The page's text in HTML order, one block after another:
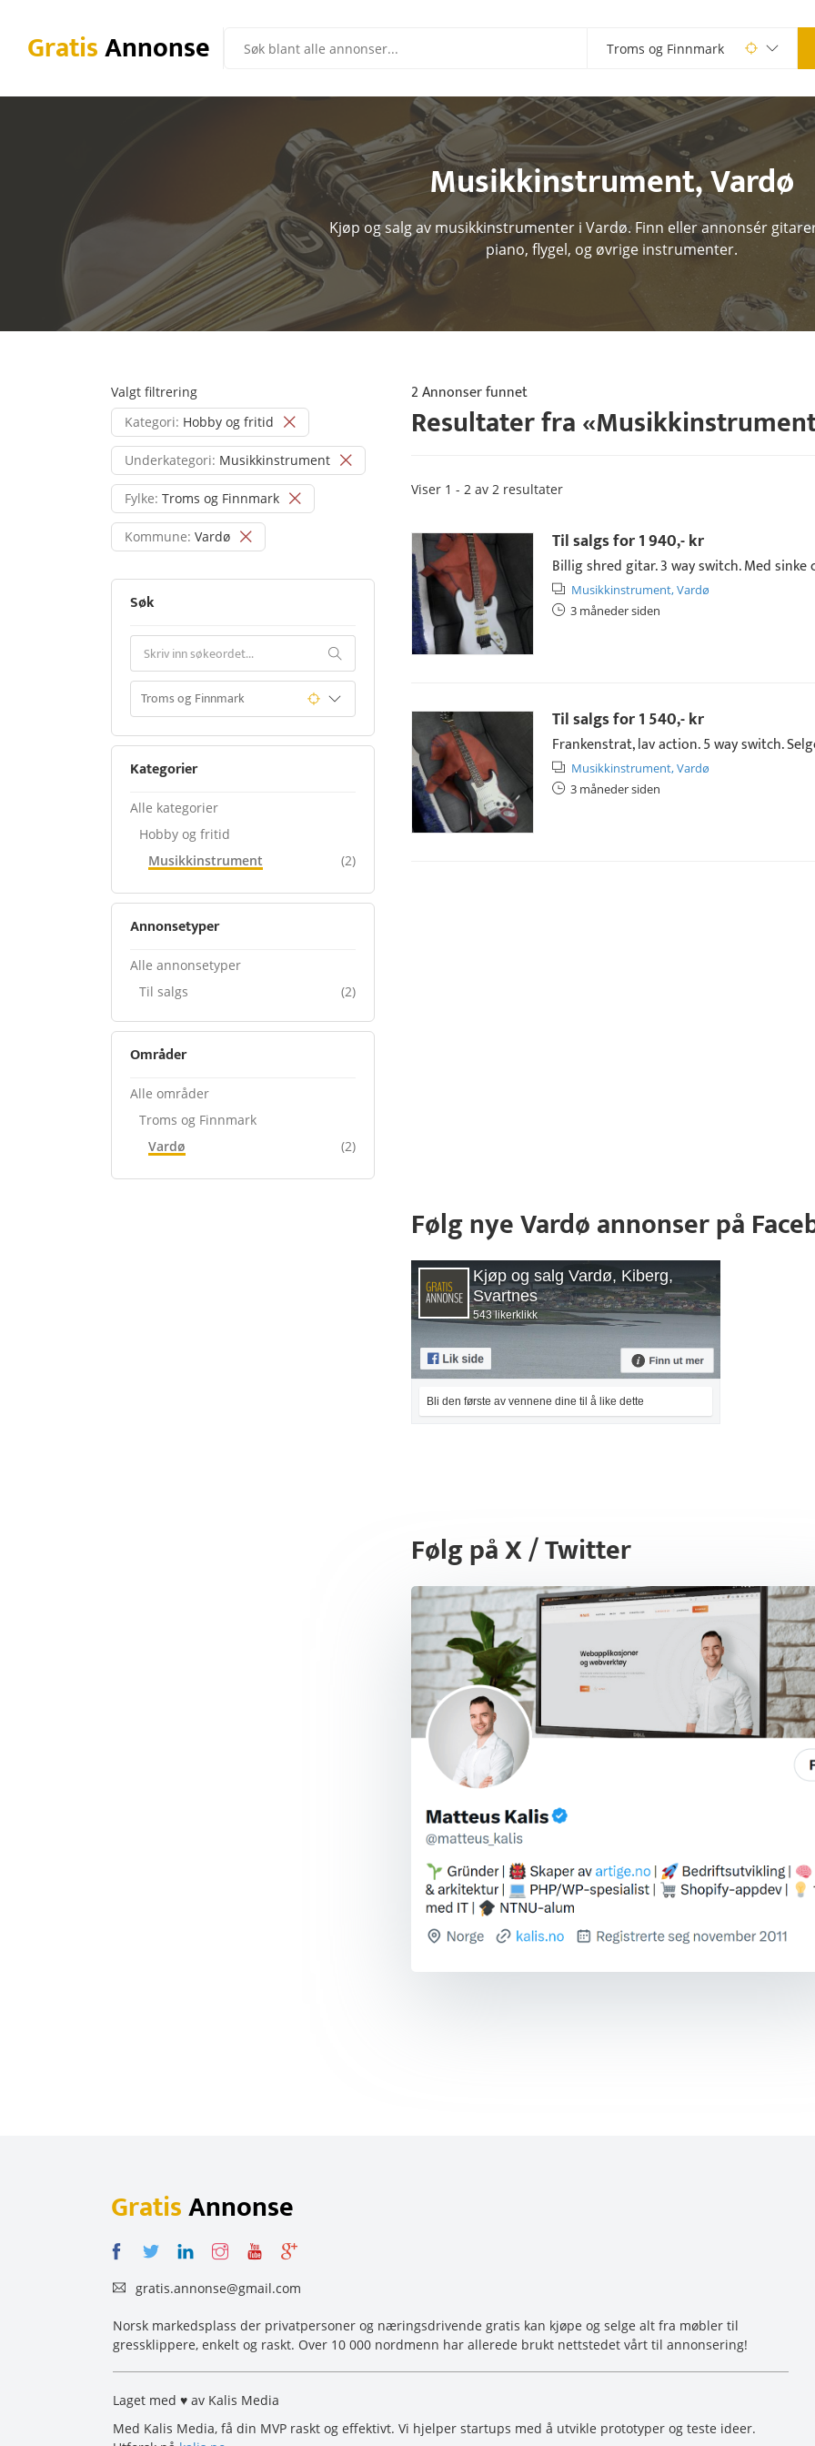
GratisAnnonse
Musikkinstrument,Vardø
Kjøp og salg av musikkinstrumenter i Vardø. Finn eller annonsér
piano, flygel, og øvrige instrumenter.
Valgt filtrering
Kategori: Hobby og fritid
Underkategori: Musikkinstrument
Fylke: Troms og Finnmark
Kommune: Vardø
Søk
Kategorier
Alle kategorier
Hobby og fritid
Musikkinstrument
(2)
Annonsetyper
Alle annonsetyper
Til salgs
(2)
Områder
Alle områder
Troms og Finnmark
Vardø
(2)
2 Annonser funnet
Resultater fra «
Viser 1 - 2 av 2 resultater
Til salgs for1 940,- kr
Billig shred gitar. 3 way switch. Med
Musikkinstrument,Vardø
3 måneder siden
Til salgs for1 540,- kr
Frankenstrat, lav action. 5 way switch.
Musikkinstrument,Vardø
3 måneder siden
Følg nye Vardø annonser på
Kjøp og salg Vardø, Kiberg,
Svartnes
543 likerklikk
Bli den første av vennene dine til å like dette
Følg på X / Twitter
GratisAnnonse
gratis.annonse@gmail.com
Norsk markedsplass der privatpersoner og næringsdrivende gratis kan kjøpe og selge alt fra møbler til
gressklippere, enkelt og raskt. Over 10 000 nordmenn har allerede brukt nettstedet vårt til annonsering!
Laget med ♥ av Kalis Media
Med Kalis Media, få din MVP raskt og effektivt. Vi hjelper startups med å utvikle prototyper og teste ideer.